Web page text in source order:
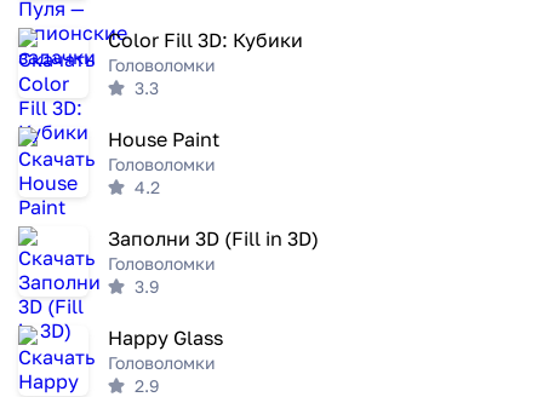
Color Fill 3D: Кубики
Головоломки
3.3
House Paint
Головоломки
4.2
Заполни 3D (Fill in 3D)
Головоломки
3.9
Happy Glass
Головоломки
2.9